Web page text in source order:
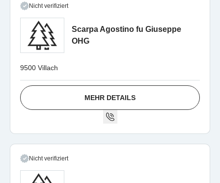
Nicht verifiziert
Scarpa Agostino fu Giuseppe
OHG
9500 Villach
MEHR DETAILS
Nicht verifiziert